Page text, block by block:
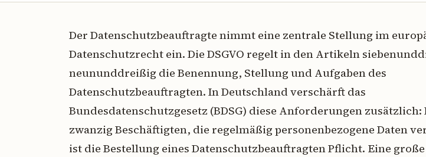
Der Datenschutzbeauftragte nimmt eine zentrale Stellung im
Datenschutzrecht ein. Die DSGVO regelt in den Artikeln
neununddreißig die Benennung, Stellung und Aufgaben des
Datenschutzbeauftragten. In Deutschland verschärft das
Bundesdatenschutzgesetz (BDSG) diese Anforderungen zusätzlich:
zwanzig Beschäftigten, die regelmäßig personenbezogene Daten
ist die Bestellung eines Datenschutzbeauftragten Pflicht. Eine